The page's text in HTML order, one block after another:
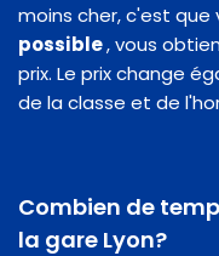
moins cher, c'est que
possible, vous
prix. Le prix change
de la classe et de
Combien de
la gare Lyon?